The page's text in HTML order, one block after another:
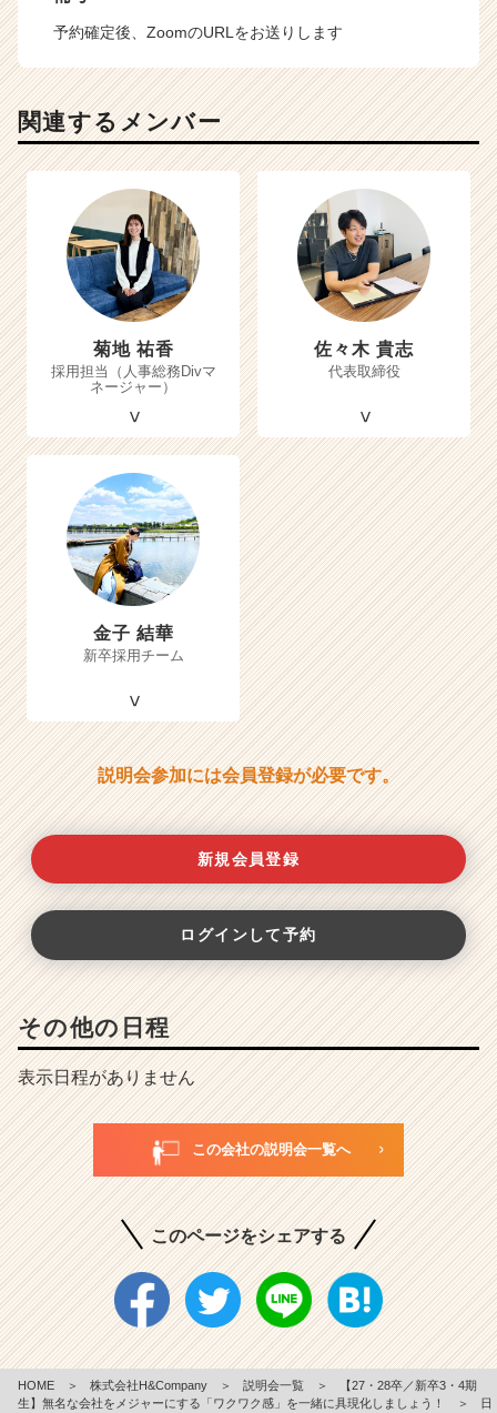
予約確定後、ZoomのURLをお送りします
関連するメンバー
菊地 祐香
採用担当（人事総務Divマ
ネージャー）
佐々木 貴志
代表取締役
金子 結華
新卒採用チーム
説明会参加には会員登録が必要です。
新規会員登録
ログインして予約
その他の日程
表示日程がありません
この会社の説明会一覧へ
このページをシェアする
HOME ＞ 株式会社H&Company ＞ 説明会一覧 ＞
【27・28卒／新卒3・4期
生】無名な会社をメジャーにする「ワクワク感」を一緒に具現化しましょう！
＞
日